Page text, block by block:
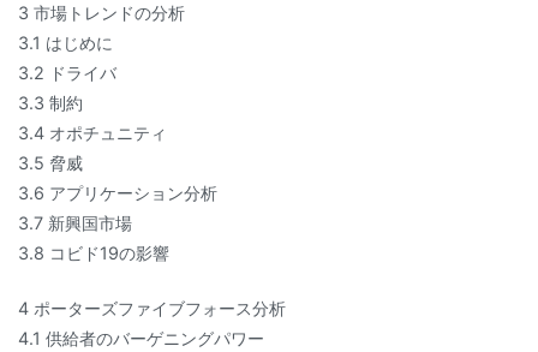
3 市場トレンドの分析
3.1 はじめに
3.2 ドライバ
3.3 制約
3.4 オポチュニティ
3.5 脅威
3.6 アプリケーション分析
3.7 新興国市場
3.8 コビド19の影響
4 ポーターズファイブフォース分析
4.1 供給者のバーゲニングパワー